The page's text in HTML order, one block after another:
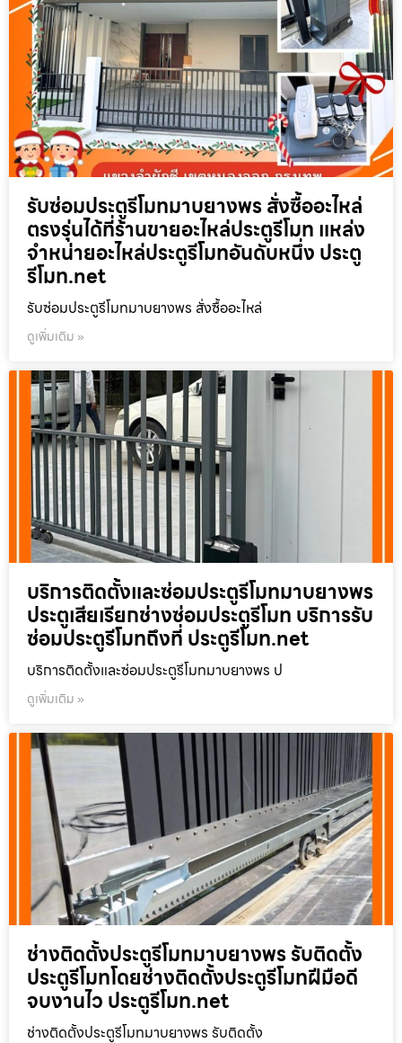
รับซ่อมประตูรีโมทมาบยางพร สั่งซื้ออะไหล่
ตรงรุ่นได้ที่ร้านขายอะไหล่ประตูรีโมท แหล่ง
จำหน่ายอะไหล่ประตูรีโมทอันดับหนึ่ง ประตู
รีโมท.net
รับซ่อมประตูรีโมทมาบยางพร สั่งซื้ออะไหล่
ดูเพิ่มเติม »
บริการติดตั้งและซ่อมประตูรีโมทมาบยางพร
ประตูเสียเรียกช่างซ่อมประตูรีโมท บริการรับ
ซ่อมประตูรีโมทถึงที่ ประตูรีโมท.net
บริการติดตั้งและซ่อมประตูรีโมทมาบยางพร ป
ดูเพิ่มเติม »
ช่างติดตั้งประตูรีโมทมาบยางพร รับติดตั้ง
ประตูรีโมทโดยช่างติดตั้งประตูรีโมทฝีมือดี
จบงานไว ประตูรีโมท.net
ช่างติดตั้งประตูรีโมทมาบยางพร รับติดตั้ง